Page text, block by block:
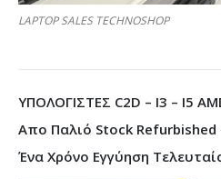
LAPTOP SALES TECHNOSHOP
ΥΠΟΛΟΓΙΣΤΕΣ C2D – I3 – I5
Απο Παλιό Stock Refurbished
Ένα Χρόνο Εγγύηση